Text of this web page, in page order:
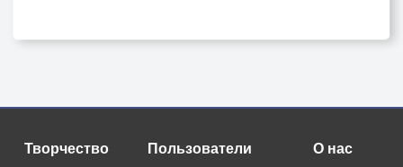
Творчество Пользователи О нас